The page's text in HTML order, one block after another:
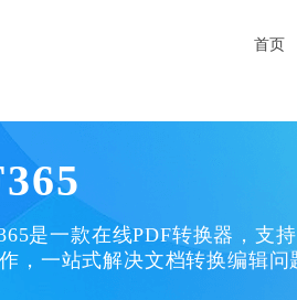
首页
是一款在线PDF转换器，支
，一站式解决文档转换编辑问